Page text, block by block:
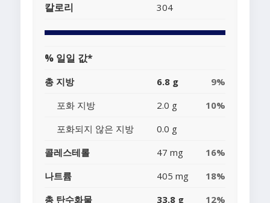
칼로리 304
% 일일 값*
총 지방 6.8 g
9%
포화 지방
2.0 g
10%
포화되지 않은 지방
0.0 g
콜레스테롤
47 mg
16%
나트륨
405 mg
18%
총 탄수화물
33.8 g 12%